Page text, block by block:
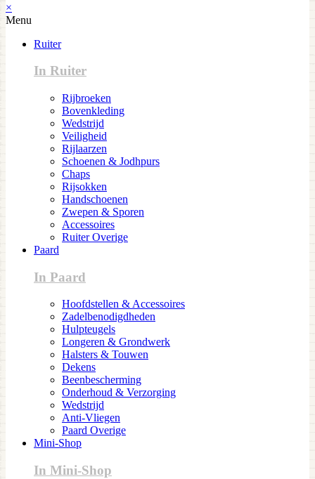
×
Menu
Ruiter
In Ruiter
Rijbroeken
Bovenkleding
Wedstrijd
Veiligheid
Rijlaarzen
Schoenen & Jodhpurs
Chaps
Rijsokken
Handschoenen
Zwepen & Sporen
Accessoires
Ruiter Overige
Paard
In Paard
Hoofdstellen & Accessoires
Zadelbenodigdheden
Hulpteugels
Longeren & Grondwerk
Halsters & Touwen
Dekens
Beenbescherming
Onderhoud & Verzorging
Wedstrijd
Anti-Vliegen
Paard Overige
Mini-Shop
In Mini-Shop